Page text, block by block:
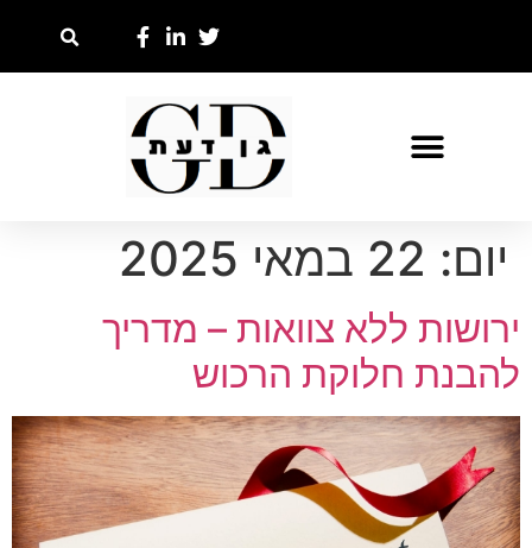
יום: 22 במאי 2025
ירושות ללא צוואות – מדריך
להבנת חלוקת הרכוש